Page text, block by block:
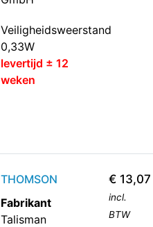
Veiligheidsweerstand
0,33W
levertijd ± 12
weken
THOMSON
Fabrikant
Talisman
€ 13,07
incl.
BTW